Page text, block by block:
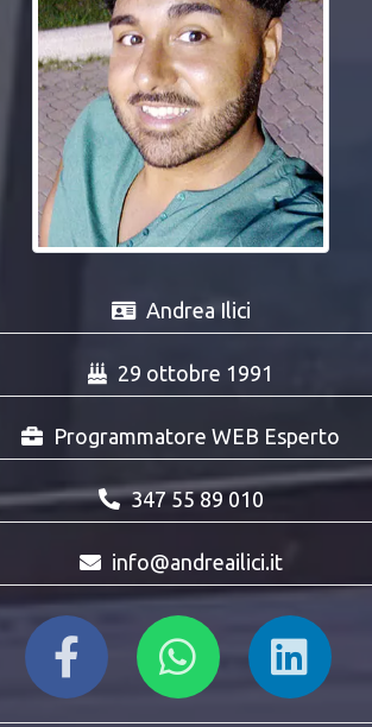
Andrea Ilici
29 ottobre 1991
Programmatore WEB Esperto
347 55 89 010
info@andreailici.it